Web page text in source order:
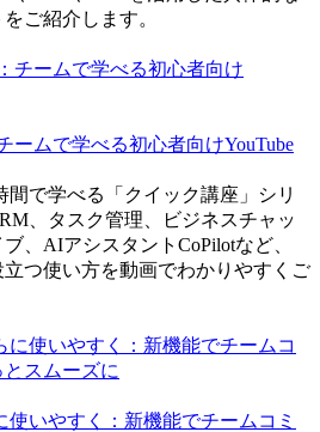
ご紹介します。
ームで学べる初心者向けYouTube
間で学べる「クイック講座」シリ
、タスク管理、ビジネスチャッ
、AIアシスタントCoPilotなど、
つ使い方を動画でわかりやすくご
いやすく：新機能でチームコミ